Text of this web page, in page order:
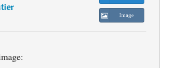
Image